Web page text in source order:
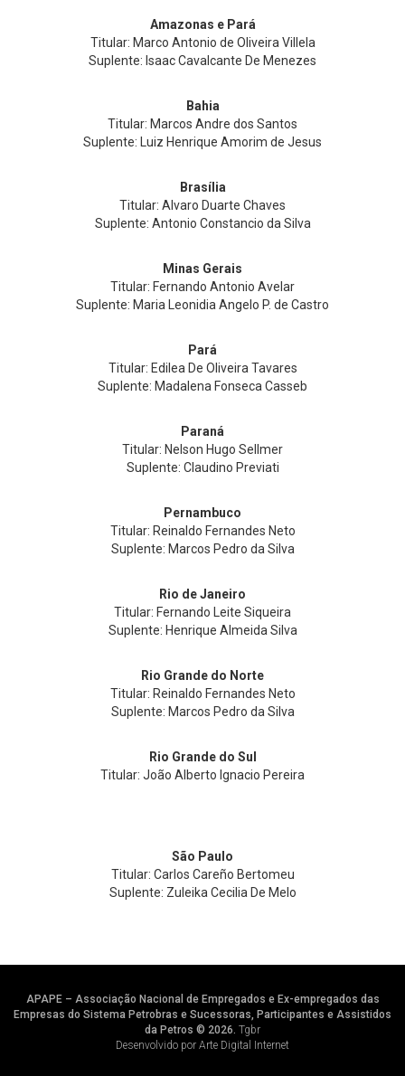
Amazonas e Pará
Titular: Marco Antonio de Oliveira Villela
Suplente: Isaac Cavalcante De Menezes
Bahia
Titular: Marcos Andre dos Santos
Suplente: Luiz Henrique Amorim de Jesus
Brasília
Titular: Alvaro Duarte Chaves
Suplente: Antonio Constancio da Silva
Minas Gerais
Titular: Fernando Antonio Avelar
Suplente: Maria Leonidia Angelo P. de Castro
Pará
Titular: Edilea De Oliveira Tavares
Suplente: Madalena Fonseca Casseb
Paraná
Titular: Nelson Hugo Sellmer
Suplente: Claudino Previati
Pernambuco
Titular: Reinaldo Fernandes Neto
Suplente: Marcos Pedro da Silva
Rio de Janeiro
Titular: Fernando Leite Siqueira
Suplente: Henrique Almeida Silva
Rio Grande do Norte
Titular: Reinaldo Fernandes Neto
Suplente: Marcos Pedro da Silva
Rio Grande do Sul
Titular: João Alberto Ignacio Pereira
São Paulo
Titular: Carlos Careño Bertomeu
Suplente: Zuleika Cecilia De Melo
APAPE – Associação Nacional de Empregados e Ex-empregados das
Empresas do Sistema Petrobras e Sucessoras, Participantes e Assistidos
da Petros © 2026. Tgbr
Desenvolvido por Arte Digital Internet